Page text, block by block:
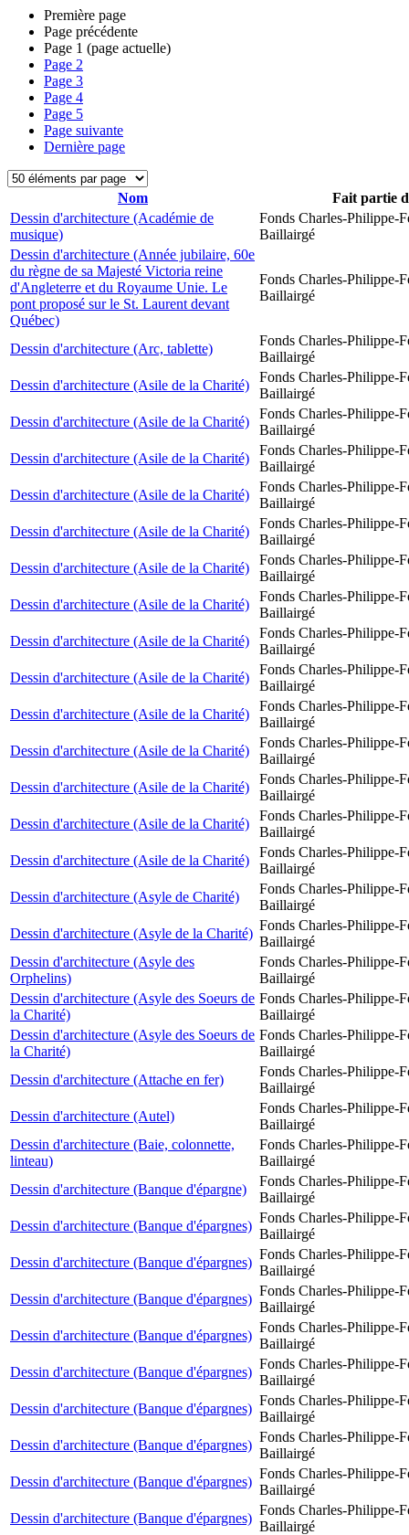
Première page
Page précédente
Page 1 (page actuelle)
Page 2
Page 3
Page 4
Page 5
Page suivante
Dernière page
Nom
Fait partie
Dessin d'architecture (Académie de
musique)
Fonds Charles-Philippe-
Baillairgé
Dessin d'architecture (Année jubilaire, 60e
du règne de sa Majesté Victoria reine
d'Angleterre et du Royaume Unie. Le
pont proposé sur le St. Laurent devant
Québec)
Fonds Charles-Philippe-
Baillairgé
Dessin d'architecture (Arc, tablette)
Fonds Charles-Philippe-
Baillairgé
Dessin d'architecture (Asile de la Charité)
Fonds Charles-Philippe-
Baillairgé
Dessin d'architecture (Asile de la Charité)
Fonds Charles-Philippe-
Baillairgé
Dessin d'architecture (Asile de la Charité)
Fonds Charles-Philippe-
Baillairgé
Dessin d'architecture (Asile de la Charité)
Fonds Charles-Philippe-
Baillairgé
Dessin d'architecture (Asile de la Charité)
Fonds Charles-Philippe-
Baillairgé
Dessin d'architecture (Asile de la Charité)
Fonds Charles-Philippe-
Baillairgé
Dessin d'architecture (Asile de la Charité)
Fonds Charles-Philippe-
Baillairgé
Dessin d'architecture (Asile de la Charité)
Fonds Charles-Philippe-
Baillairgé
Dessin d'architecture (Asile de la Charité)
Fonds Charles-Philippe-
Baillairgé
Dessin d'architecture (Asile de la Charité)
Fonds Charles-Philippe-
Baillairgé
Dessin d'architecture (Asile de la Charité)
Fonds Charles-Philippe-
Baillairgé
Dessin d'architecture (Asile de la Charité)
Fonds Charles-Philippe-
Baillairgé
Dessin d'architecture (Asile de la Charité)
Fonds Charles-Philippe-
Baillairgé
Dessin d'architecture (Asile de la Charité)
Fonds Charles-Philippe-
Baillairgé
Dessin d'architecture (Asyle de Charité)
Fonds Charles-Philippe-
Baillairgé
Dessin d'architecture (Asyle de la Charité)
Fonds Charles-Philippe-
Baillairgé
Dessin d'architecture (Asyle des
Orphelins)
Fonds Charles-Philippe-
Baillairgé
Dessin d'architecture (Asyle des Soeurs de
la Charité)
Fonds Charles-Philippe-
Baillairgé
Dessin d'architecture (Asyle des Soeurs de
la Charité)
Fonds Charles-Philippe-
Baillairgé
Dessin d'architecture (Attache en fer)
Fonds Charles-Philippe-
Baillairgé
Dessin d'architecture (Autel)
Fonds Charles-Philippe-
Baillairgé
Dessin d'architecture (Baie, colonnette,
linteau)
Fonds Charles-Philippe-
Baillairgé
Dessin d'architecture (Banque d'épargne)
Fonds Charles-Philippe-
Baillairgé
Dessin d'architecture (Banque d'épargnes)
Fonds Charles-Philippe-
Baillairgé
Dessin d'architecture (Banque d'épargnes)
Fonds Charles-Philippe-
Baillairgé
Dessin d'architecture (Banque d'épargnes)
Fonds Charles-Philippe-
Baillairgé
Dessin d'architecture (Banque d'épargnes)
Fonds Charles-Philippe-
Baillairgé
Dessin d'architecture (Banque d'épargnes)
Fonds Charles-Philippe-
Baillairgé
Dessin d'architecture (Banque d'épargnes)
Fonds Charles-Philippe-
Baillairgé
Dessin d'architecture (Banque d'épargnes)
Fonds Charles-Philippe-
Baillairgé
Dessin d'architecture (Banque d'épargnes)
Fonds Charles-Philippe-
Baillairgé
Dessin d'architecture (Banque d'épargnes)
Fonds Charles-Philippe-
Baillairgé